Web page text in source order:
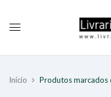
Início Produtos marcados